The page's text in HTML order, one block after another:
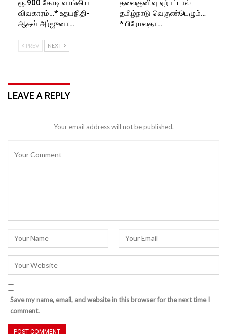
ரூ.900 கோடி வாங்கிய
விவகாரம்…* உதயநிதி-
ஆதவ் அர்ஜுனா…
தலைகுனிவு ஏற்பட்டால்
தமிழ்நாடு வெகுண்டெழும்…
* பிரேமலதா…
PREV NEXT
LEAVE A REPLY
Your email address will not be published.
Save my name, email, and website in this browser for the next time I
comment.